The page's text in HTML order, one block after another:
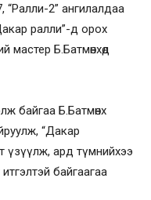
2” ангилалдаа
ралли”-д орох
Б.Батмөнхөд
байгаа Б.Батмөнх
“Дакар
үзүүлж, ард түмнийхээ
байгаагаа